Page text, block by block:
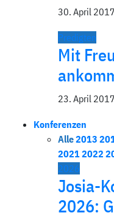
30. April 2017
Predigten
Mit
23. April 2017
Konferenzen
Alle2013
20212022
2026
Josia-
2026: